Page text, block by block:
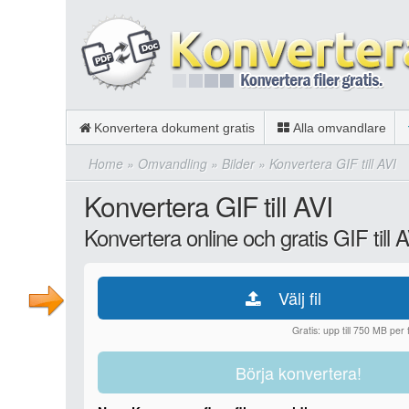
Konvertera dokument gratis Alla omvandlare
Home » Omvandling » Bilder» Konvertera GIF till AVI
Konvertera GIF till AVI
Konvertera online och gratis GIF till
Välj fil
Gratis: upp till 750 MB per
Börja konvertera!